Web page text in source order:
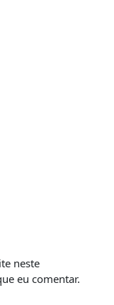
neste
eu comentar.